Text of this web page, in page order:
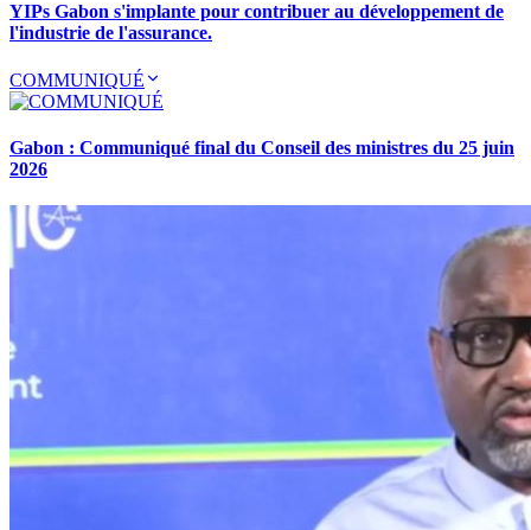
YIPs Gabon s'implante pour contribuer au développement de
l'industrie de l'assurance.
COMMUNIQUÉ
Gabon : Communiqué final du Conseil des ministres du 25 juin
2026